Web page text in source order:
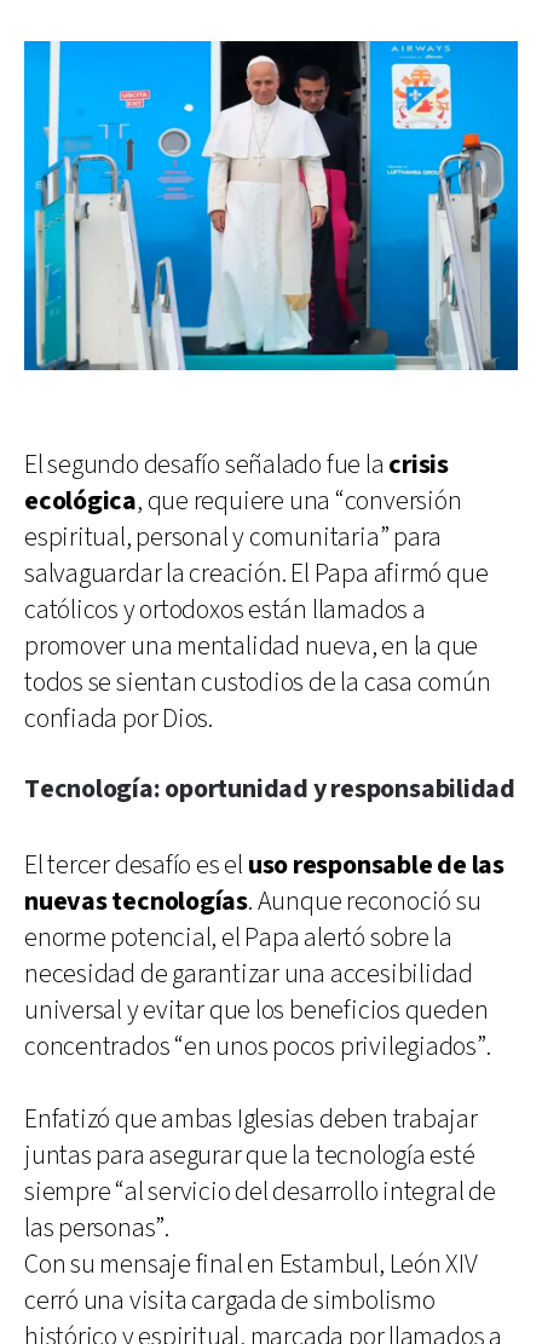
El segundo desafío señalado fue la crisis
ecológica, que requiere una “conversión
espiritual, personal y comunitaria” para
salvaguardar la creación. El Papa afirmó que
católicos y ortodoxos están llamados a
promover una mentalidad nueva, en la que
todos se sientan custodios de la casa común
confiada por Dios.
Tecnología: oportunidad y responsabilidad
El tercer desafío es el uso responsable de las
nuevas tecnologías. Aunque reconoció su
enorme potencial, el Papa alertó sobre la
necesidad de garantizar una accesibilidad
universal y evitar que los beneficios queden
concentrados “en unos pocos privilegiados”.
Enfatizó que ambas Iglesias deben trabajar
juntas para asegurar que la tecnología esté
siempre “al servicio del desarrollo integral de
las personas”.
Con su mensaje final en Estambul, León XIV
cerró una visita cargada de simbolismo
histórico y espiritual, marcada por llamados a